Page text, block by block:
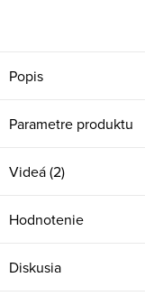
Popis
Parametre produktu
Videá (2)
Hodnotenie
Diskusia